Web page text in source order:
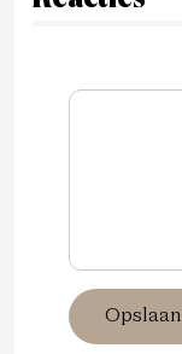
Opslaan